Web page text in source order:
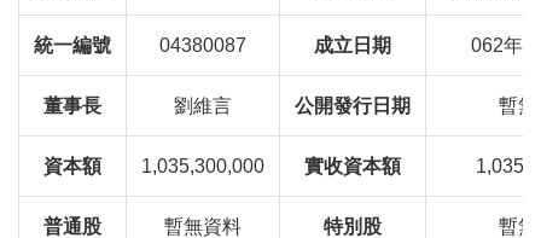
統一編號 04380087 成立日期 062年
董事長 劉維言 公開發行日期 暫
資本額 1,035,300,000 實收資本額
普通股 暫無資料 特別股 暫